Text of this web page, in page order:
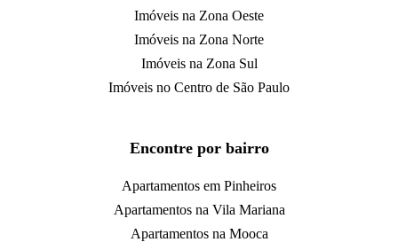
Imóveis na Zona Oeste
Imóveis na Zona Norte
Imóveis na Zona Sul
Imóveis no Centro de São Paulo
Encontre por bairro
Apartamentos em Pinheiros
Apartamentos na Vila Mariana
Apartamentos na Mooca